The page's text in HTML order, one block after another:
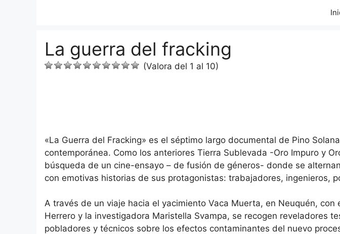
La guerra del fracking
(Valora del 1 al 10)
«La Guerra del Fracking» es el séptimo largo documental de Pino
contemporánea. Como los anteriores Tierra Sublevada -Oro Impuro y
búsqueda de un cine-ensayo – de fusión de géneros- donde se
con emotivas historias de sus protagonistas: trabajadores, ingenieros,
A través de un viaje hacia el yacimiento Vaca Muerta, en Neuquén, con
Herrero y la investigadora Maristella Svampa, se recogen reveladores
pobladores y técnicos sobre los efectos contaminantes del nuevo